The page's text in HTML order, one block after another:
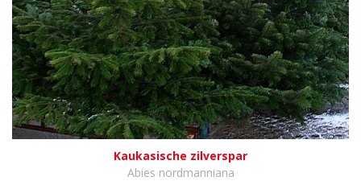
Kaukasische zilverspar
Abies nordmanniana